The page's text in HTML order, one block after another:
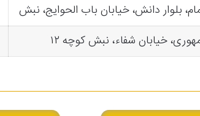
بلوار دانش، خیابان باب الحوایج، نبش
خیابان شفاء، نبش کوچه ۱۲